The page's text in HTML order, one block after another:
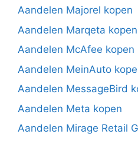
Aandelen Majorel kopen
Aandelen Marqeta kopen
Aandelen McAfee kopen
Aandelen MeinAuto
Aandelen MessageBird
Aandelen Meta kopen
Aandelen Mirage Retail